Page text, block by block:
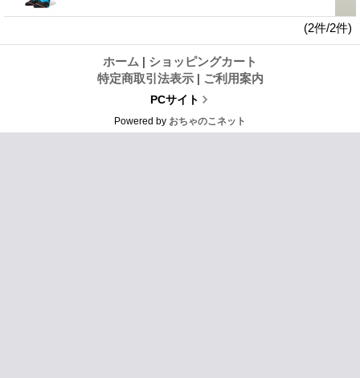
(2件/2件)
ホーム | ショッピングカート
特定商取引法表示 | ご利用案内
PCサイト
Powered by おちゃのこネット